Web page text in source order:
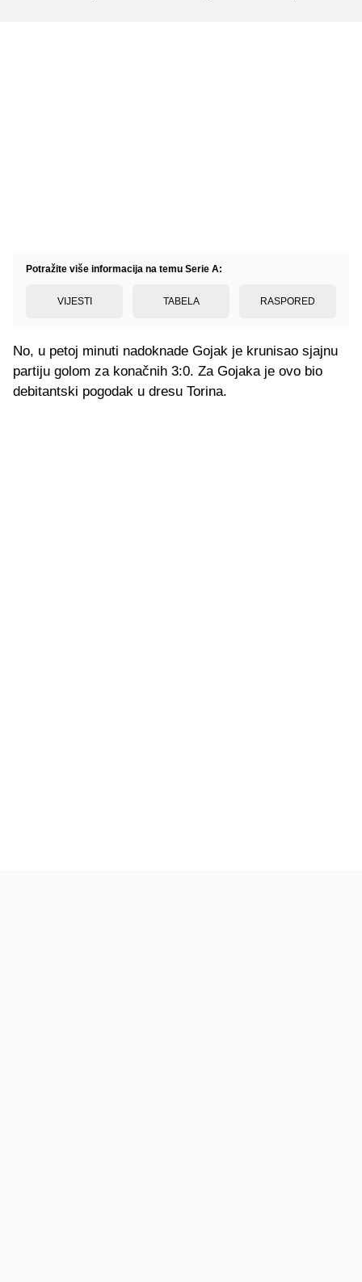
Potražite više informacija na temu Serie A:
VIJESTI TABELA RASPORED
No, u petoj minuti nadoknade Gojak je krunisao sjajnu
partiju golom za konačnih 3:0. Za Gojaka je ovo bio
debitantski pogodak u dresu Torina.